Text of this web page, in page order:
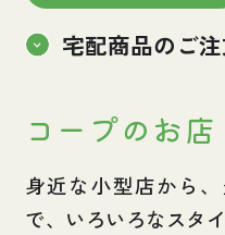
お買い物・サービ
くらしのサポート
e-フレンズ
宅配商品のご
コープのお
身近な小型店から
で、いろいろなスタ